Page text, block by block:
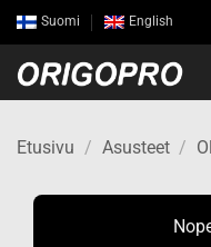
Skip
to
content
Suomi English
Etusivu / Asusteet /